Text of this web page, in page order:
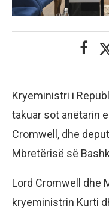
Kryeministri i
takuar sot anëtarin
Cromwell, dhe
Mbretërisë së
Lord Cromwell dhe
kryeministrin Kurti